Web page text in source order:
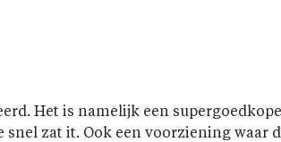
Het is namelijk een
zat it. Ook een voorziening waar